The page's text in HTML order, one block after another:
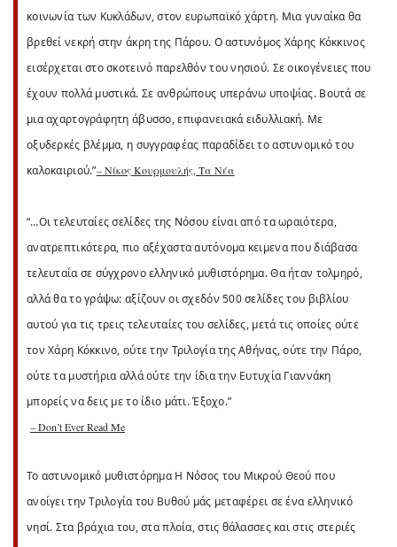
κοινωνία των Κυκλάδων, στον ευρωπαϊκό χάρτη. Μια γυναίκα θα
βρεθεί νεκρή στην άκρη της Πάρου. Ο αστυνόμος Χάρης Κόκκινος
εισέρχεται στο σκοτεινό παρελθόν του νησιού. Σε οικογένειες που
έχουν πολλά μυστικά. Σε ανθρώπους υπεράνω υποψίας. Βουτά σε
μια αχαρτογράφητη άβυσσο, επιφανειακά ειδυλλιακή. Με
οξυδερκές βλέμμα, η συγγραφέας παραδίδει το αστυνομικό του
καλοκαιριού.”– Νίκος Κουρμουλής, Τα Νέα
“…Οι τελευταίες σελίδες της Νόσου είναι από τα ωραιότερα,
ανατρεπτικότερα, πιο αξέχαστα αυτόνομα κειμενα που διάβασα
τελευταία σε σύγχρονο ελληνικό μυθιστόρημα. Θα ήταν τολμηρό,
αλλά θα το γράψω: αξίζουν οι σχεδόν 500 σελίδες του βιβλίου
αυτού για τις τρεις τελευταίες του σελίδες, μετά τις οποίες ούτε
τον Χάρη Κόκκινο, ούτε την Τριλογία της Αθήνας, ούτε την Πάρο,
ούτε τα μυστήρια αλλά ούτε την ίδια την Ευτυχία Γιαννάκη
μπορείς να δεις με το ίδιο μάτι. Έξοχο.”
– Don’t Ever Read Me
Το αστυνομικό μυθιστόρημα Η Νόσος του Μικρού Θεού που
ανοίγει την Τριλογία του Βυθού μάς μεταφέρει σε ένα ελληνικό
νησί. Στα βράχια του, στα πλοία, στις θάλασσες και στις στεριές